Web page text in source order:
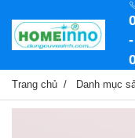
-
Trang chủ Danh mục